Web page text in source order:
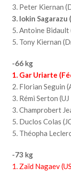
3. Peter Kiernan
3. Iokin
5. Antoine Bidault
5. Tony Kiernan
-66 kg
1. Gar Uriarte
2. Florian Seguin
3. Rémi Serton
3. Champrobert
5. Duclos Colas
5. Théopha
-73 kg
1. Zaïd Nagaev